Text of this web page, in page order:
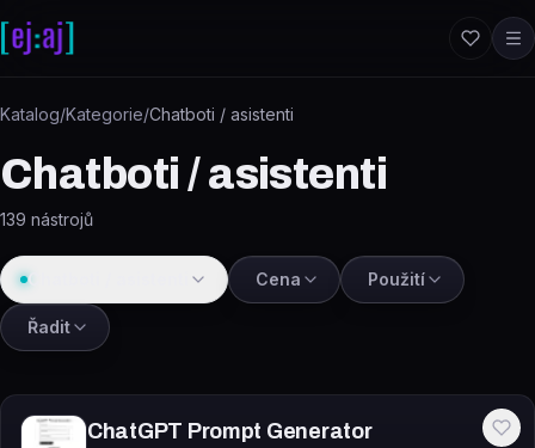
Katalog/Kategorie/Chatboti / asistenti
Chatboti / asistenti
139 nástrojů
Chatboti / asistenti Cena Použití
Řadit
ChatGPT Prompt Generator